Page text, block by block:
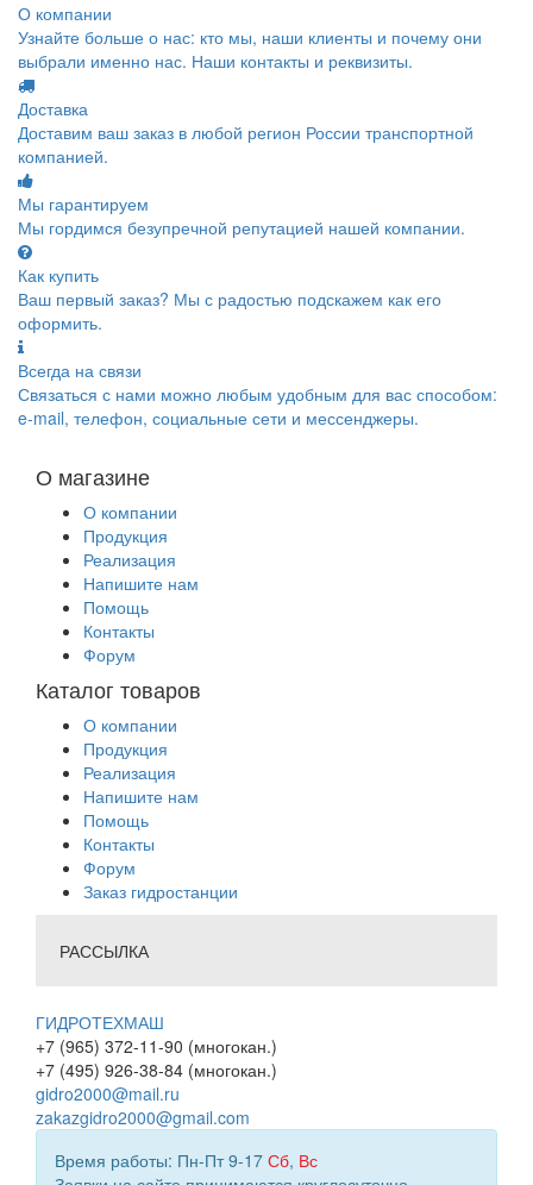
О компании
Узнайте больше о нас: кто мы, наши клиенты и почему они
выбрали именно нас. Наши контакты и реквизиты.
Доставка
Доставим ваш заказ в любой регион России транспортной
компанией.
Мы гарантируем
Мы гордимся безупречной репутацией нашей компании.
Как купить
Ваш первый заказ? Мы с радостью подскажем как его
оформить.
Всегда на связи
Связаться с нами можно любым удобным для вас способом:
e-mail, телефон, социальные сети и мессенджеры.
О магазине
О компании
Продукция
Реализация
Напишите нам
Помощь
Контакты
Форум
Каталог товаров
О компании
Продукция
Реализация
Напишите нам
Помощь
Контакты
Форум
Заказ гидростанции
РАССЫЛКА
ГИДРОТЕХМАШ
+7 (965) 372-11-90 (многокан.)
+7 (495) 926-38-84 (многокан.)
gidro2000@mail.ru
zakazgidro2000@gmail.com
Время работы: Пн-Пт 9-17 Сб, Вс